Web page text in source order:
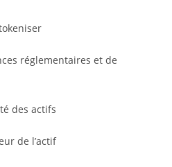
réglementaires et de
des actifs
de l’actif